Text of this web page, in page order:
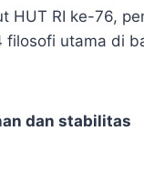
HUT RI ke-76,
utama di
dan stabilitas